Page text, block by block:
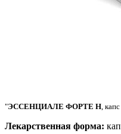
"ЭССЕНЦИАЛЕ ФОРТЕ H,
Лекарственная форма: